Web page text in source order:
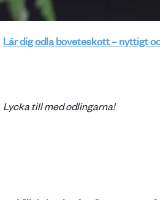
Lär dig odla boveteskott – nyttigt
Lycka till med odlingarna!